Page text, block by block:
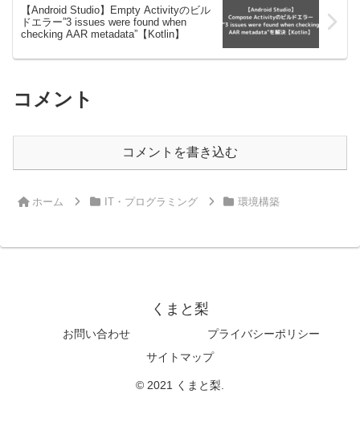
【Android Studio】Empty Activityのビル
ドエラー”3 issues were found when
checking AAR metadata”【Kotlin】
コメント
コメントを書き込む
ホーム IT・プログラミング 環境構築
くまと梨
お問い合わせ
プライバシーポリシー
サイトマップ
© 2021 くまと梨.